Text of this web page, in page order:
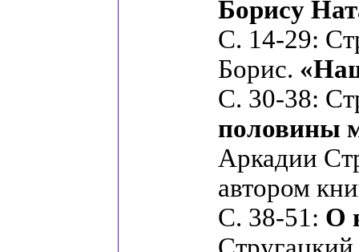
Борису
С. 14-29:
Борис.
С. 30-38:
половины
Аркадии
автором
С. 38-51: О